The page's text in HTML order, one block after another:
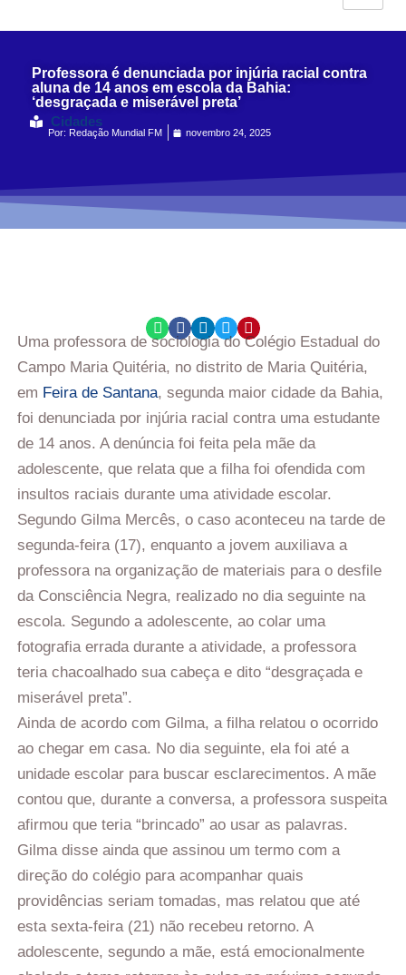
Professora é denunciada por injúria racial contra
aluna de 14 anos em escola da Bahia:
‘desgraçada e miserável preta’
Cidades
Por: Redação Mundial FM novembro 24, 2025
Uma professora de sociologia do Colégio Estadual do
Campo Maria Quitéria, no distrito de Maria Quitéria,
em Feira de Santana, segunda maior cidade da Bahia,
foi denunciada por injúria racial contra uma estudante
de 14 anos. A denúncia foi feita pela mãe da
adolescente, que relata que a filha foi ofendida com
insultos raciais durante uma atividade escolar.
Segundo Gilma Mercês, o caso aconteceu na tarde de
segunda-feira (17), enquanto a jovem auxiliava a
professora na organização de materiais para o desfile
da Consciência Negra, realizado no dia seguinte na
escola. Segundo a adolescente, ao colar uma
fotografia errada durante a atividade, a professora
teria chacoalhado sua cabeça e dito “desgraçada e
miserável preta”.
Ainda de acordo com Gilma, a filha relatou o ocorrido
ao chegar em casa. No dia seguinte, ela foi até a
unidade escolar para buscar esclarecimentos. A mãe
contou que, durante a conversa, a professora suspeita
afirmou que teria “brincado” ao usar as palavras.
Gilma disse ainda que assinou um termo com a
direção do colégio para acompanhar quais
providências seriam tomadas, mas relatou que até
esta sexta-feira (21) não recebeu retorno. A
adolescente, segundo a mãe, está emocionalmente